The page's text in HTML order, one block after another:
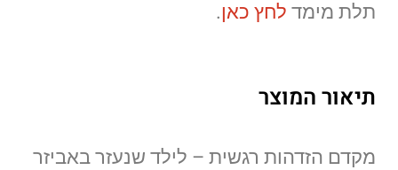
תלת מימד לחץ כאן.
תיאור המוצר
מקדם הזדהות רגשית – לילד שנעזר באביזר